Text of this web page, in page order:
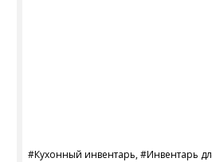
#Кухонный инвентарь, #Инвентарь